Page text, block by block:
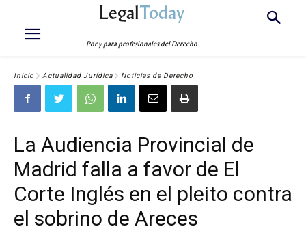
LegalToday
Por y para profesionales del Derecho
Inicio Actualidad Jurídica Noticias de Derecho
La Audiencia Provincial de
Madrid falla a favor de El
Corte Inglés en el pleito contra
el sobrino de Areces